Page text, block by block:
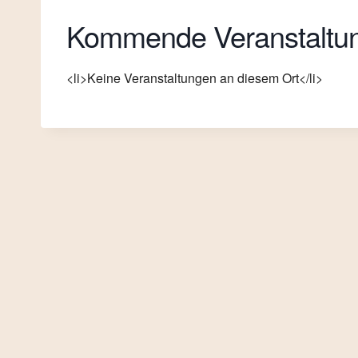
Kommende
<li>Keine Veranstaltungen an diesem Ort</li>